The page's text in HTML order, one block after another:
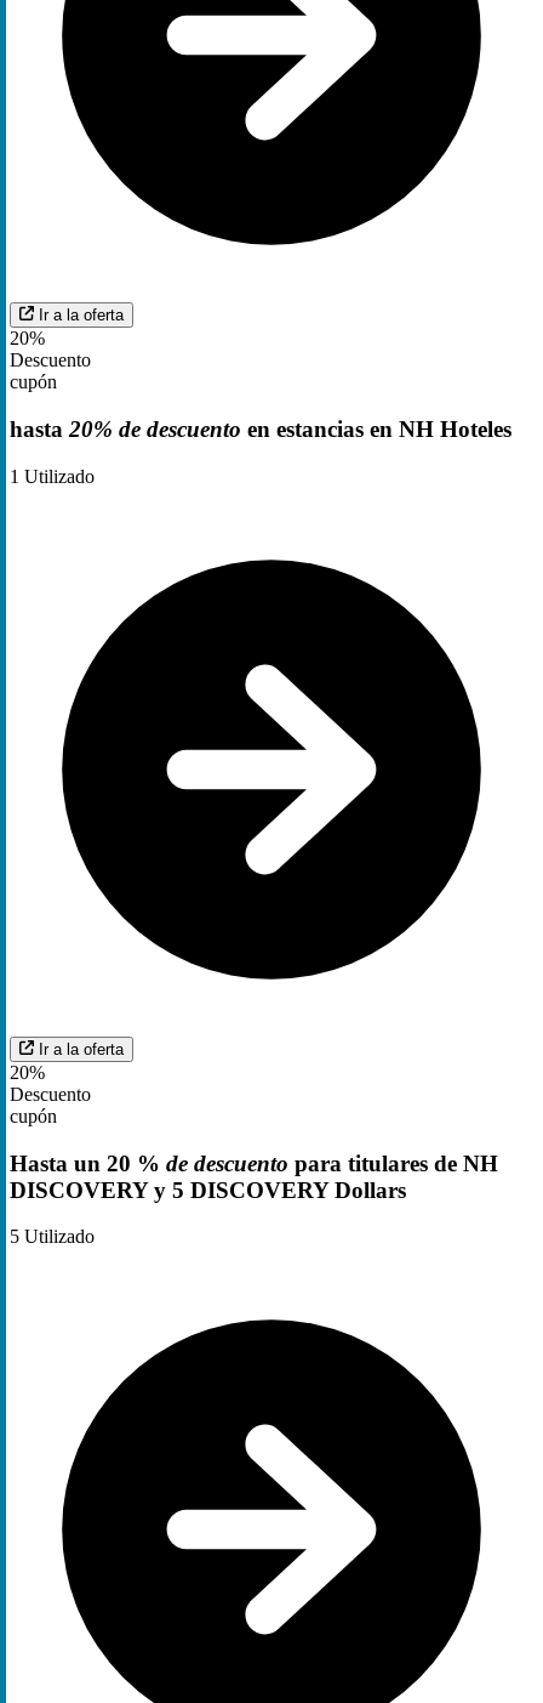
Ir a la oferta
20%
Descuento
cupón
hasta 20% de descuento en estancias en NH Hoteles
1 Utilizado
Ir a la oferta
20%
Descuento
cupón
Hasta un 20 % de descuento para titulares de NH
DISCOVERY y 5 DISCOVERY Dollars
5 Utilizado